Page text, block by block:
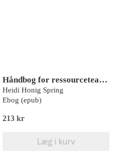
Håndbog for ressourceteams og vejledere i skolen
Heidi Honig Spring
Ebog (epub)
213 kr
Læg i kurv